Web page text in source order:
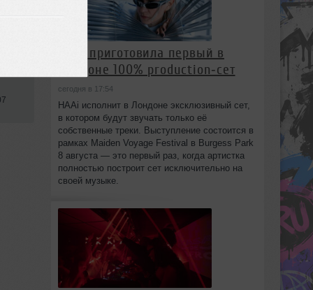
HAAi приготовила первый в
Лондоне 100% production‑сет
сегодня в 17:54
HAAi исполнит в Лондоне эксклюзивный сет,
в котором будут звучать только её
собственные треки. Выступление состоится в
рамках Maiden Voyage Festival в Burgess Park
8 августа — это первый раз, когда артистка
полностью построит сет исключительно на
своей музыке.